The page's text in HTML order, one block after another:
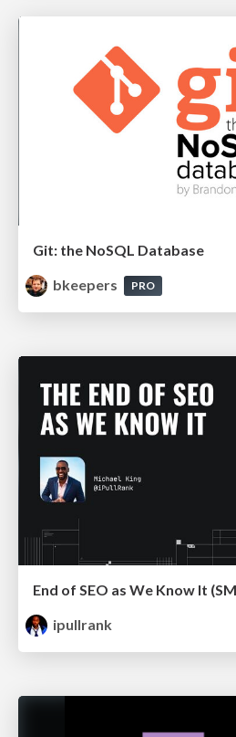
Git: the NoSQL Database
bkeepers
PRO
ipullrank